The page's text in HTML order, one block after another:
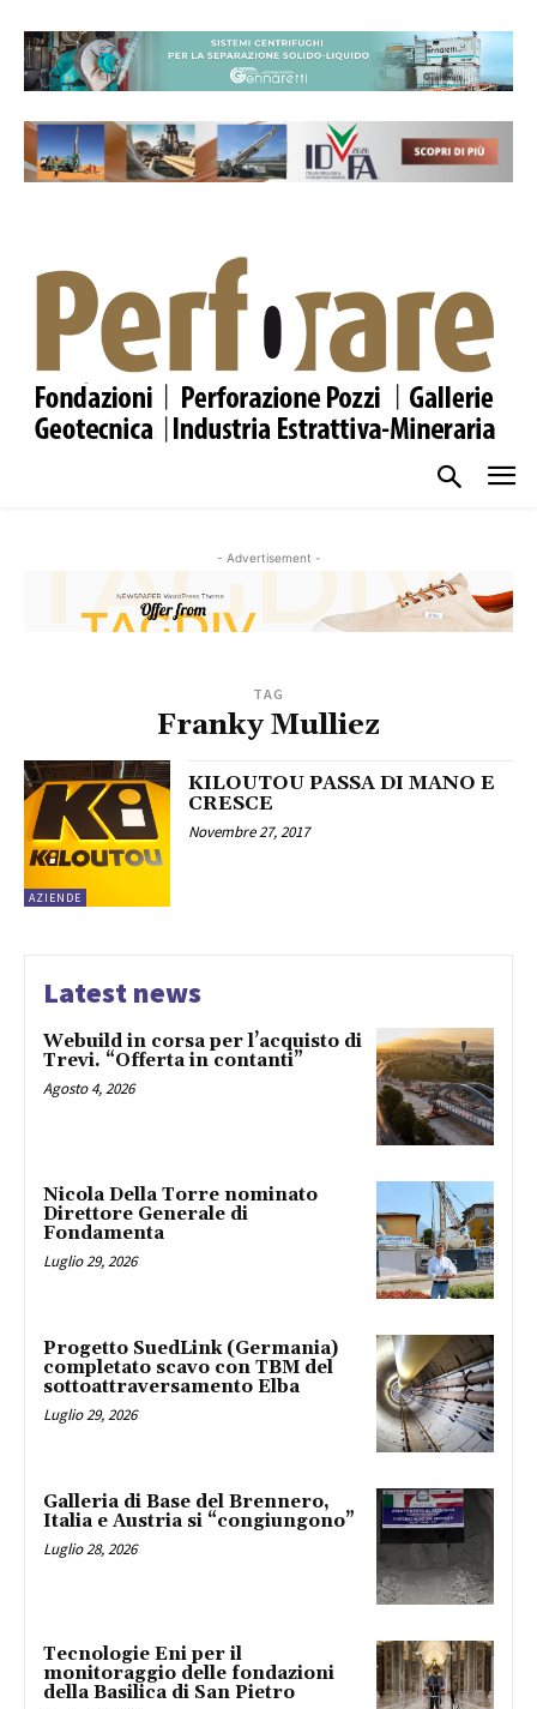
- Advertisement -
TAG
Franky Mulliez
AZIENDE
KILOUTOU PASSA DI MANO E
CRESCE
Novembre 27, 2017
Latest news
Webuild in corsa per l’acquisto di
Trevi. “Offerta in contanti”
Agosto 4, 2026
Nicola Della Torre nominato
Direttore Generale di
Fondamenta
Luglio 29, 2026
Progetto SuedLink (Germania)
completato scavo con TBM del
sottoattraversamento Elba
Luglio 29, 2026
Galleria di Base del Brennero,
Italia e Austria si “congiungono”
Luglio 28, 2026
Tecnologie Eni per il
monitoraggio delle fondazioni
della Basilica di San Pietro